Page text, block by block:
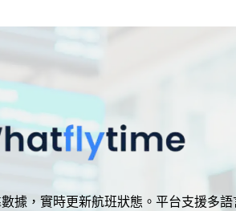
，實時更新航班狀態。平台支援多語